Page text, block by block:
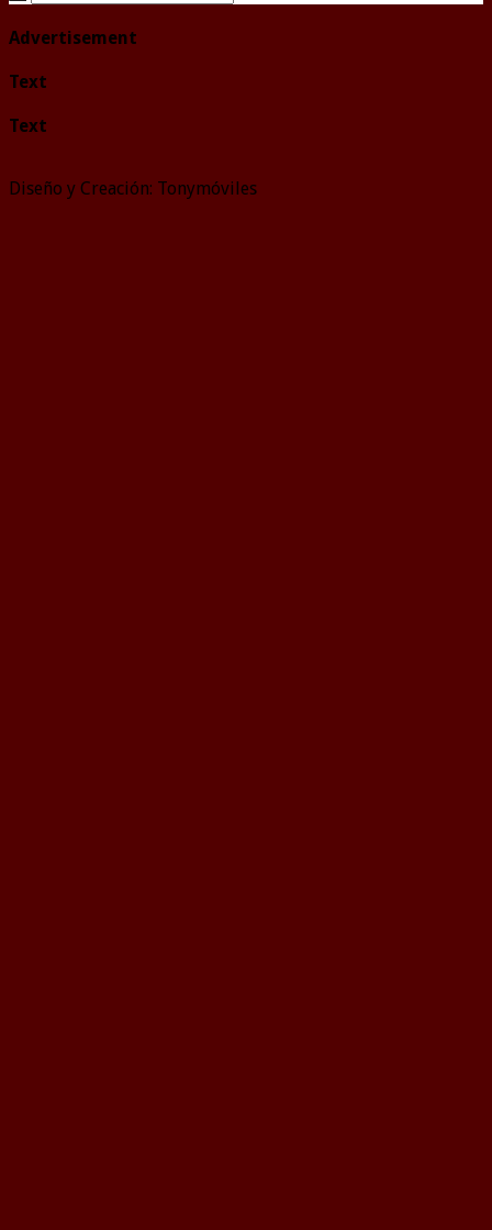
Advertisement
Text
Text
Diseño y Creación: Tonymóviles